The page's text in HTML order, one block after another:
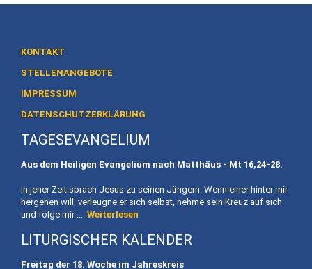
Familienpädagogik
Familienerholung
Eheweg
Ehevorbereitung
Mitarbeit
To
Stellenangebote
Spenden
KONTAKT
STELLENANGEBOTE
IMPRESSUM
DATENSCHUTZERKLÄRUNG
TAGESEVANGELIUM
Aus dem Heiligen Evangelium nach Matthäus - Mt 16,24-28.
In jener Zeit sprach Jesus zu seinen Jüngern: Wenn einer hinter mir
hergehen will, verleugne er sich selbst, nehme sein Kreuz auf sich
und folge mir ..... Weiterlesen
LITURGISCHER KALENDER
Freitag der 18. Woche im Jahreskreis